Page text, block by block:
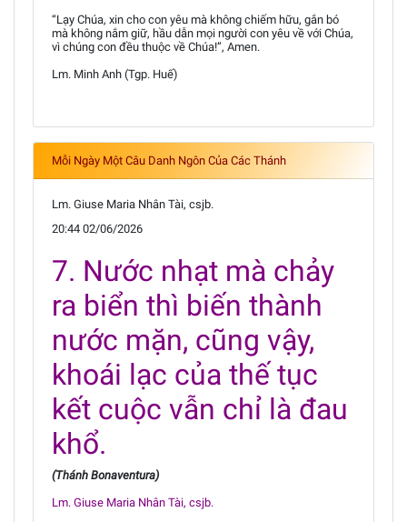
“Lạy Chúa, xin cho con yêu mà không chiếm hữu, gắn bó
mà không nắm giữ, hầu dẫn mọi người con yêu về với Chúa,
vì chúng con đều thuộc về Chúa!”, Amen.
Lm. Minh Anh (Tgp. Huế)
Mỗi Ngày Một Câu Danh Ngôn Của Các Thánh
Lm. Giuse Maria Nhân Tài, csjb.
20:44 02/06/2026
7. Nước nhạt mà chảy
ra biển thì biến thành
nước mặn, cũng vậy,
khoái lạc của thế tục
kết cuộc vẫn chỉ là đau
khổ.
(Thánh Bonaventura)
Lm. Giuse Maria Nhân Tài, csjb.